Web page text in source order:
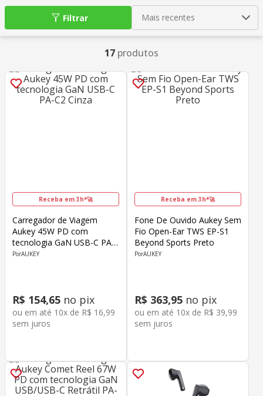
Mais recentes
Filtrar
17 produtos
Receba em 3h*🚀
Carregador de Viagem
Aukey 45W PD com
tecnologia GaN USB-C PA-
C2 Cinza
AUKEY
R$ 154,65 no pix
ou em até 10x de R$ 16,99
sem juros
Receba em 3h*🚀
Fone De Ouvido Aukey Sem
Fio Open-Ear TWS EP-S1
Beyond Sports Preto
AUKEY
R$ 363,95 no pix
ou em até 10x de R$ 39,99
sem juros